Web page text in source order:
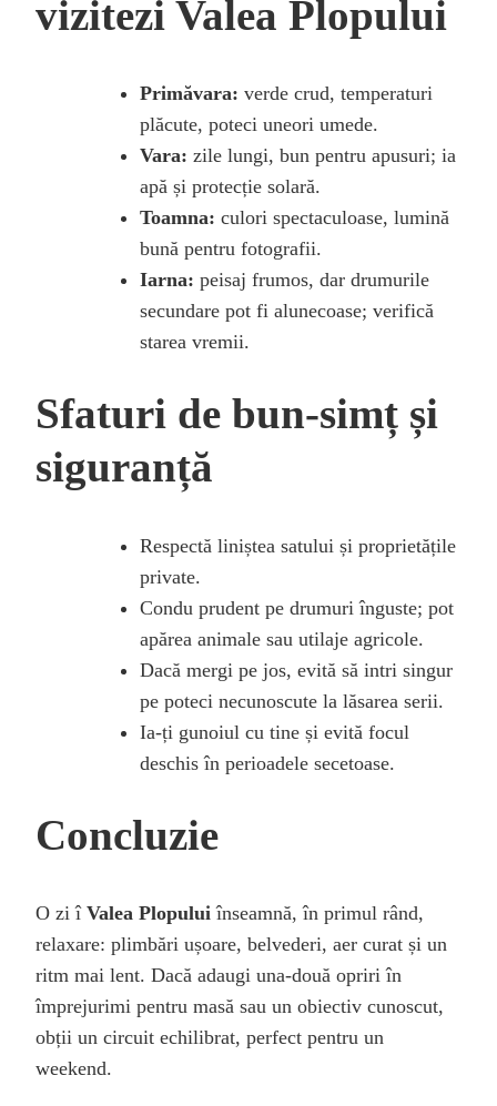
vizitezi Valea Plopului
Primăvara: verde crud, temperaturi
plăcute, poteci uneori umede.
Vara: zile lungi, bun pentru apusuri; ia
apă și protecție solară.
Toamna: culori spectaculoase, lumină
bună pentru fotografii.
Iarna: peisaj frumos, dar drumurile
secundare pot fi alunecoase; verifică
starea vremii.
Sfaturi de bun-simț și
siguranță
Respectă liniștea satului și proprietățile
private.
Condu prudent pe drumuri înguste; pot
apărea animale sau utilaje agricole.
Dacă mergi pe jos, evită să intri singur
pe poteci necunoscute la lăsarea serii.
Ia-ți gunoiul cu tine și evită focul
deschis în perioadele secetoase.
Concluzie
O zi î Valea Plopului înseamnă, în primul rând,
relaxare: plimbări ușoare, belvederi, aer curat și un
ritm mai lent. Dacă adaugi una-două opriri în
împrejurimi pentru masă sau un obiectiv cunoscut,
obții un circuit echilibrat, perfect pentru un
weekend.